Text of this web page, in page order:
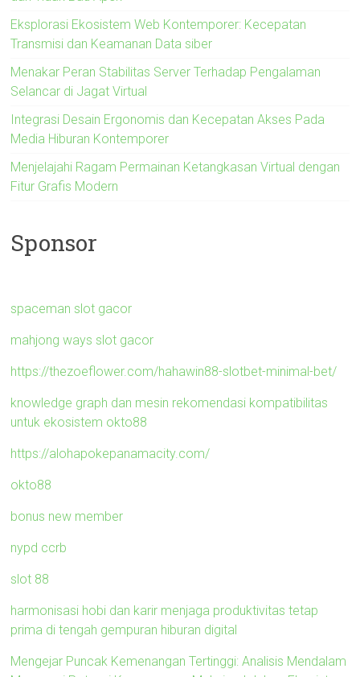
Eksplorasi Ekosistem Web Kontemporer: Kecepatan
Transmisi dan Keamanan Data siber
Menakar Peran Stabilitas Server Terhadap Pengalaman
Selancar di Jagat Virtual
Integrasi Desain Ergonomis dan Kecepatan Akses Pada
Media Hiburan Kontemporer
Menjelajahi Ragam Permainan Ketangkasan Virtual dengan
Fitur Grafis Modern
Sponsor
spaceman slot gacor
mahjong ways slot gacor
https://thezoeflower.com/hahawin88-slotbet-minimal-bet/
knowledge graph dan mesin rekomendasi kompatibilitas
untuk ekosistem okto88
https://alohapokepanamacity.com/
okto88
bonus new member
nypd ccrb
slot 88
harmonisasi hobi dan karir menjaga produktivitas tetap
prima di tengah gempuran hiburan digital
Mengejar Puncak Kemenangan Tertinggi: Analisis Mendalam